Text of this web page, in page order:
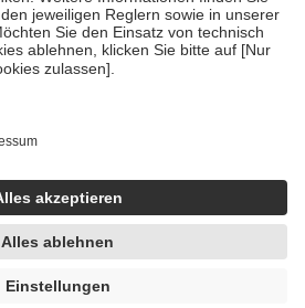
dass es sich um echte Bewertungen
de/articles/4419944605341
unter Zuhilfenahme künstlicher